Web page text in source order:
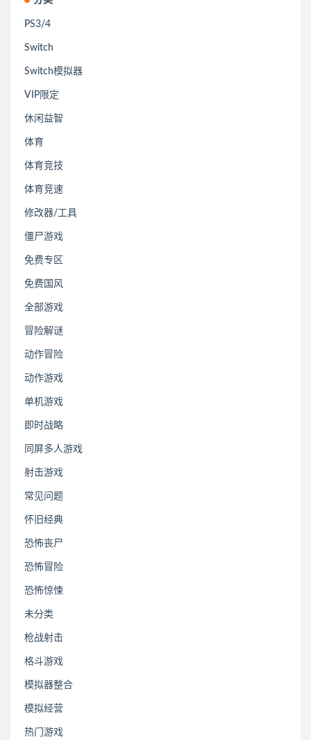
PS3/4
Switch
Switch模拟器
VIP限定
休闲益智
体育
体育竞技
体育竞速
修改器/工具
僵尸游戏
免费专区
免费国风
全部游戏
冒险解谜
动作冒险
动作游戏
单机游戏
即时战略
同屏多人游戏
射击游戏
常见问题
怀旧经典
恐怖丧尸
恐怖冒险
恐怖惊悚
未分类
枪战射击
格斗游戏
模拟器整合
模拟经营
热门游戏